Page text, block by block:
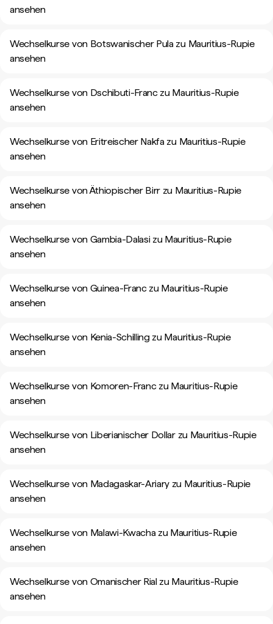
ansehen
Wechselkurse von Botswanischer Pula zu Mauritius-Rupie
ansehen
Wechselkurse von Dschibuti-Franc zu Mauritius-Rupie
ansehen
Wechselkurse von Eritreischer Nakfa zu Mauritius-Rupie
ansehen
Wechselkurse von Äthiopischer Birr zu Mauritius-Rupie
ansehen
Wechselkurse von Gambia-Dalasi zu Mauritius-Rupie
ansehen
Wechselkurse von Guinea-Franc zu Mauritius-Rupie
ansehen
Wechselkurse von Kenia-Schilling zu Mauritius-Rupie
ansehen
Wechselkurse von Komoren-Franc zu Mauritius-Rupie
ansehen
Wechselkurse von Liberianischer Dollar zu Mauritius-Rupie
ansehen
Wechselkurse von Madagaskar-Ariary zu Mauritius-Rupie
ansehen
Wechselkurse von Malawi-Kwacha zu Mauritius-Rupie
ansehen
Wechselkurse von Omanischer Rial zu Mauritius-Rupie
ansehen